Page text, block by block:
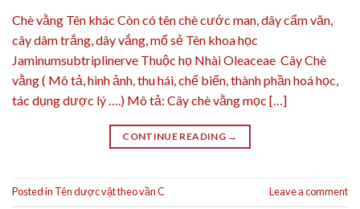
Chè vằng Tên khác Còn có tên chè cước man, dây cẩm văn,
cây dâm trắng, dây vắng, mổ sẻ Tên khoa học
Jaminumsubtriplinerve Thuộc họ Nhài Oleaceae Cây Chè
vằng ( Mô tả, hình ảnh, thu hái, chế biến, thành phần hoá học,
tác dụng dược lý ….) Mô tả: Cây chè vằng mọc […]
CONTINUE READING →
Posted in Tên dược vật theo vần C Leave a comment